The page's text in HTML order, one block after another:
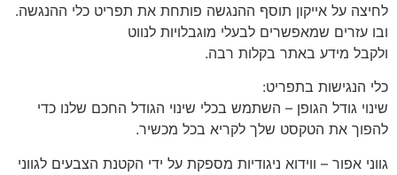
לחיצה על אייקון תוסף ההנגשה פותחת את תפריט כלי ההנגשה.
ובו עזרים שמאפשרים לבעלי מוגבלויות לנווט
ולקבל מידע באתר בקלות רבה.
כלי הנגישות בתפריט:
שינוי גודל הגופן – השתמש בכלי שינוי הגודל החכם שלנו כדי
להפוך את הטקסט שלך לקריא בכל מכשיר.
גווני אפור – ווידוא ניגודיות מספקת על ידי הקטנת הצבעים לגווני